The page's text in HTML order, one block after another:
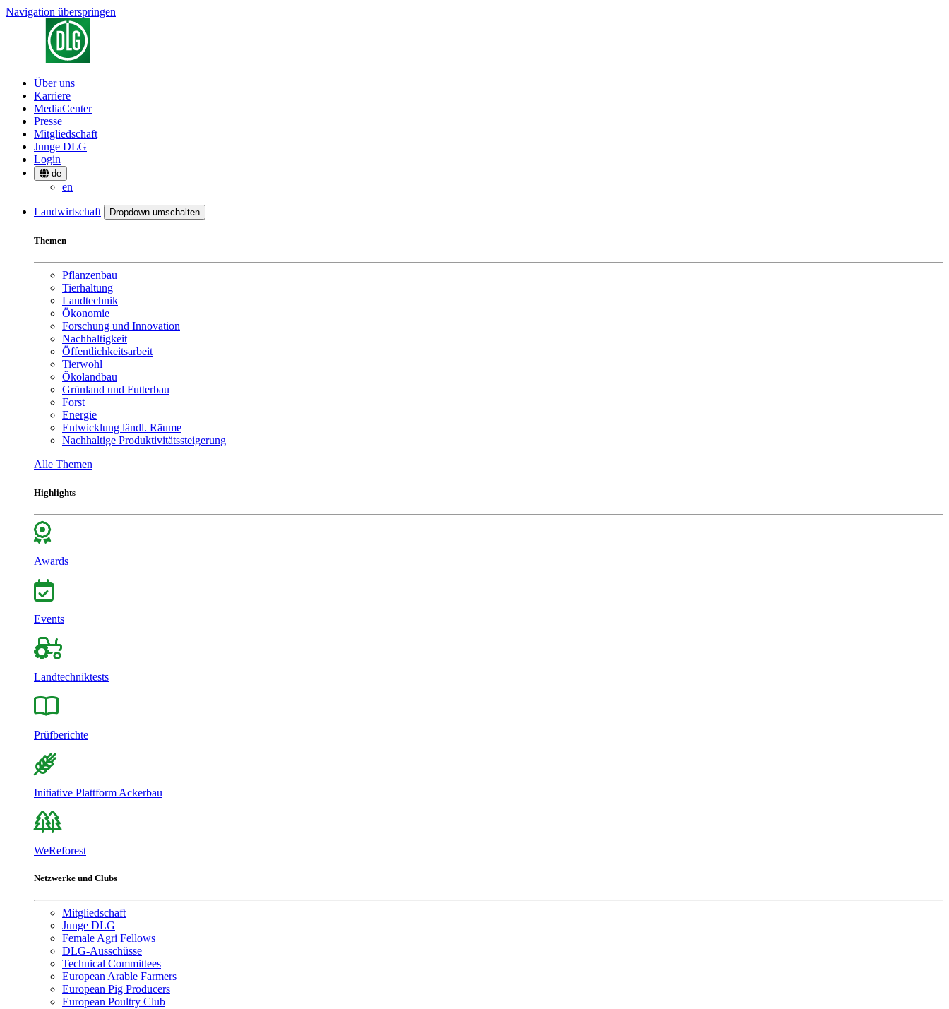
Navigation überspringen
Über uns
Karriere
MediaCenter
Presse
Mitgliedschaft
Junge DLG
Login
de
en
Landwirtschaft Dropdown umschalten
Themen
Pflanzenbau
Tierhaltung
Landtechnik
Ökonomie
Forschung und Innovation
Nachhaltigkeit
Öffentlichkeitsarbeit
Tierwohl
Ökolandbau
Grünland und Futterbau
Forst
Energie
Entwicklung ländl. Räume
Nachhaltige Produktivitätssteigerung
Alle Themen
Highlights
Awards
Events
Landtechniktests
Prüfberichte
Initiative Plattform Ackerbau
WeReforest
Netzwerke und Clubs
Mitgliedschaft
Junge DLG
Female Agri Fellows
DLG-Ausschüsse
Technical Committees
European Arable Farmers
European Pig Producers
European Poultry Club